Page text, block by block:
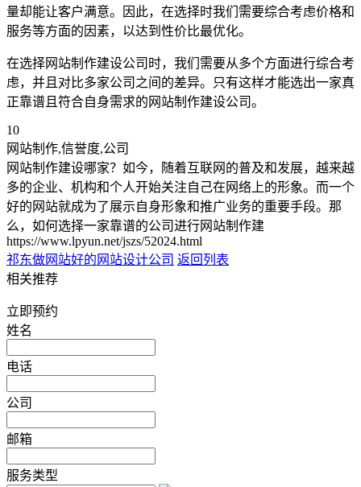
量却能让客户满意。因此，在选择时我们需要综合考虑价格和
服务等方面的因素，以达到性价比最优化。
在选择网站制作建设公司时，我们需要从多个方面进行综合考
虑，并且对比多家公司之间的差异。只有这样才能选出一家真
正靠谱且符合自身需求的网站制作建设公司。
10
网站制作,信誉度,公司
网站制作建设哪家？如今，随着互联网的普及和发展，越来越
多的企业、机构和个人开始关注自己在网络上的形象。而一个
好的网站就成为了展示自身形象和推广业务的重要手段。那
么，如何选择一家靠谱的公司进行网站制作建
https://www.lpyun.net/jszs/52024.html
祁东做网站好的网站设计公司 返回列表
相关推荐
立即预约
姓名
电话
公司
邮箱
服务类型